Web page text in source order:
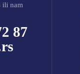
ili nam
87